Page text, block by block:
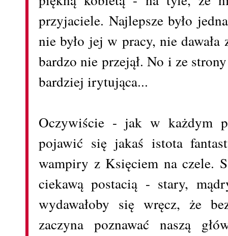
przyjaciele. Najlepsze było
nie było jej w pracy, nie
bardzo nie przejął. No i ze
bardziej irytująca...
Oczywiście - jak w każdym
pojawić się jakaś istota
wampiry z Księciem na czele.
ciekawą postacią - stary,
wydawałoby się wręcz, że
zaczyna poznawać naszą